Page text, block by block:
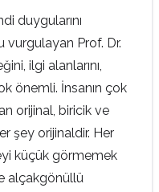
duygularını
vurgulayan Prof. Dr.
ilgi alanlarını,
önemli. İnsanın çok
orijinal, biricik ve
şey orijinaldir. Her
küçük görmemek
alçakgönüllü